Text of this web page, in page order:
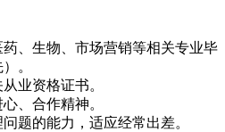
、生物、市场营销等相关专业毕
。
业资格证书。
、合作精神。
题的能力，适应经常出差。